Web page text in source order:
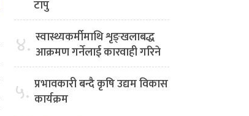
टापु
४. स्वास्थ्यकर्मीमाथि शृङ्खलाबद्ध
आक्रमण गर्नेलाई कारवाही गरिने
५. प्रभावकारी बन्दै कृषि उद्यम विकास
कार्यक्रम